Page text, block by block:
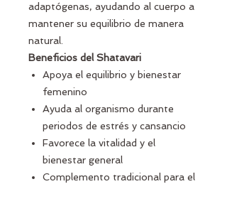
adaptógenas, ayudando al cuerpo a
mantener su equilibrio de manera
natural.
Beneficios del Shatavari
Apoya el equilibrio y bienestar
femenino
Ayuda al organismo durante
periodos de estrés y cansancio
Favorece la vitalidad y el
bienestar general
Complemento tradicional para el